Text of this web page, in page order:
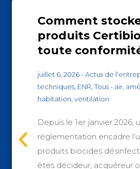
Comment
produits
toute
juillet 6, 2026- Actus de
techniques ENR ,Tous- air
habitation ventilation
Depuis le 1er janvier 2026,
réglementation encadre
produits biocides
êtes décideur, acquéreur